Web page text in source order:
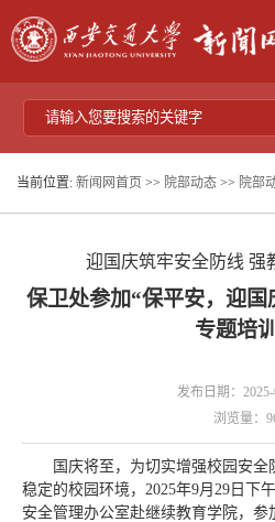
当前位置: 新闻网首页 >> 院部动态 >> 院部
迎国庆筑牢安全防线 强
保卫处参加“保平安，迎
专题培
发布日期：
浏览量：
国庆将至，为切实增强校园安
稳定的校园环境，2025年9月29日下
安全管理办公室赴继续教育学院，参